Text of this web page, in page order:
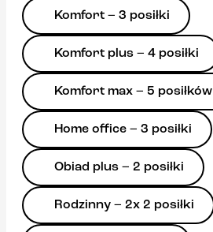
Komfort – 3 posiłki
Komfort plus – 4 posiłki
Komfort max – 5 posiłków
Home office – 3 posiłki
Obiad plus – 2 posiłki
Rodzinny – 2x 2 posiłki